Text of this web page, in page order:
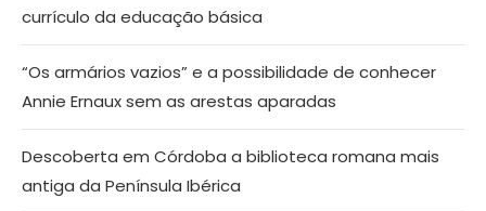
currículo da educação básica
“Os armários vazios” e a possibilidade de conhecer
Annie Ernaux sem as arestas aparadas
Descoberta em Córdoba a biblioteca romana mais
antiga da Península Ibérica